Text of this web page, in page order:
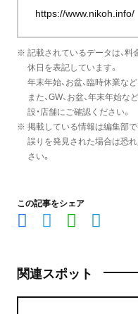
https://www.nikoh.info/
※ 記載されているデータは、料
休日を表記しています。
年末年始、お盆、臨時休業な
また、GW、お盆、年末年始
設・店舗にご確認ください。
※ 掲載している情報は編集部
誤りを発見された場合は恐
さい。
この記事をシェア
関連スポット